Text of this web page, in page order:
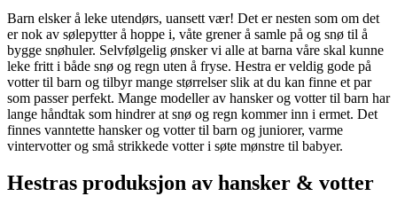
Barn elsker å leke utendørs, uansett vær! Det er nesten som om det
er nok av sølepytter å hoppe i, våte grener å samle på og snø til å
bygge snøhuler. Selvfølgelig ønsker vi alle at barna våre skal kunne
leke fritt i både snø og regn uten å fryse. Hestra er veldig gode på
votter til barn og tilbyr mange størrelser slik at du kan finne et par
som passer perfekt. Mange modeller av hansker og votter til barn har
lange håndtak som hindrer at snø og regn kommer inn i ermet. Det
finnes vanntette hansker og votter til barn og juniorer, varme
vintervotter og små strikkede votter i søte mønstre til babyer.
Hestras produksjon av hansker & votter